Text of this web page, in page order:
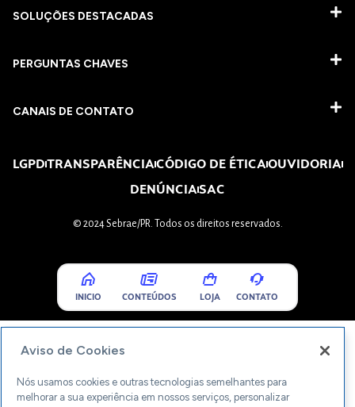
SOLUÇÕES DESTACADAS
PERGUNTAS CHAVES​
CANAIS DE CONTATO
LGPDTRANSPARÊNCIACÓDIGO DE ÉTICAOUVIDORIA
DENÚNCIASAC
© 2024 Sebrae/PR. Todos os direitos reservados.
INICIO CONTEÚDOS LOJA CONTATO
Aviso de Cookies
Nós usamos cookies e outras tecnologias semelhantes para
melhorar a sua experiência em nossos serviços, personalizar